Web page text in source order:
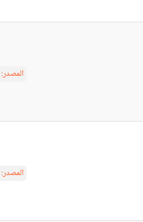
المصدر:
المصدر: